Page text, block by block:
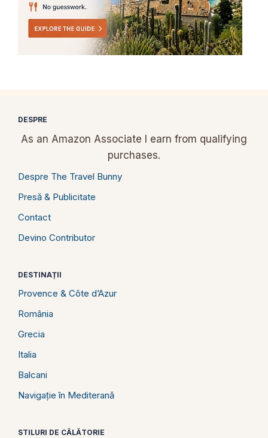
DESPRE
As an Amazon Associate I earn from qualifying
purchases.
Despre The Travel Bunny
Presă & Publicitate
Contact
Devino Contributor
DESTINAȚII
Provence & Côte d’Azur
România
Grecia
Italia
Balcani
Navigație în Mediterană
STILURI DE CĂLĂTORIE